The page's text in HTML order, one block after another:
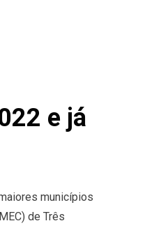
e já
municípios
de Três